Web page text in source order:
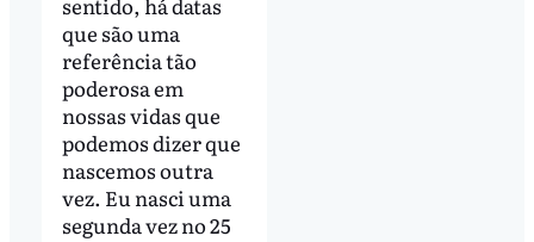
que são uma
referência tão
poderosa em
nossas vidas que
podemos dizer que
nascemos outra
vez. Eu nasci uma
segunda vez no 25